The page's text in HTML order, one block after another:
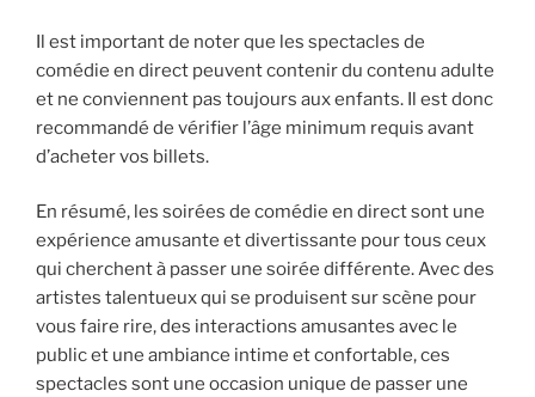
Il est important de noter que les spectacles de
comédie en direct peuvent contenir du contenu adulte
et ne conviennent pas toujours aux enfants. Il est donc
recommandé de vérifier l’âge minimum requis avant
d’acheter vos billets.
En résumé, les soirées de comédie en direct sont une
expérience amusante et divertissante pour tous ceux
qui cherchent à passer une soirée différente. Avec des
artistes talentueux qui se produisent sur scène pour
vous faire rire, des interactions amusantes avec le
public et une ambiance intime et confortable, ces
spectacles sont une occasion unique de passer une